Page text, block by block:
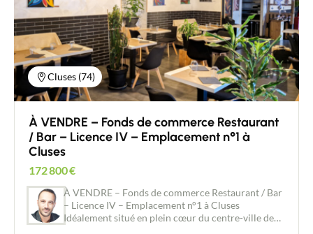
Cluses (74)
À VENDRE – Fonds de commerce Restaurant
/ Bar – Licence IV – Emplacement n°1 à
Cluses
172 800€
À VENDRE – Fonds de commerce Restaurant / Bar
– Licence IV – Emplacement n°1 à Cluses
Idéalement situé en plein cœur du centre-ville de